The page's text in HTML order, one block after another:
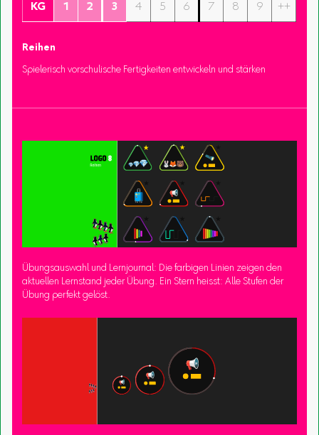
KG 1 2 3 4 5 6 7 8 9 ++
Reihen
Spielerisch vorschulische Fertigkeiten entwickeln und stärken
Übungsauswahl und Lernjournal: Die farbigen Linien zeigen den
aktuellen Lernstand jeder Übung. Ein Stern heisst: Alle Stufen der
Übung perfekt gelöst.